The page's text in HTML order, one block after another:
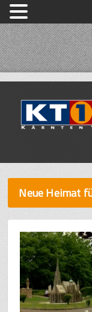
Neue Heimat